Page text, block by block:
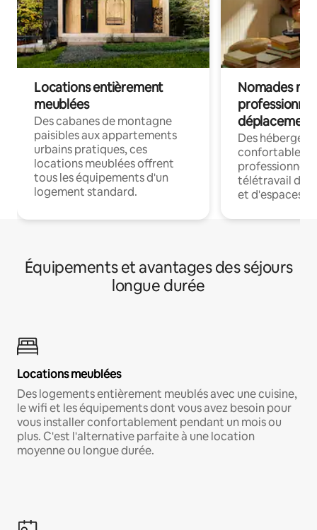
Locations entièrement
meublées
Des cabanes de montagne
paisibles aux appartements
urbains pratiques, ces
locations meublées offrent
tous les équipements d'un
logement standard.
Nomades
déplacement
Des
confortables
professionnels
télétravail
et d'espaces
Équipements et avantages des séjours
longue durée
Locations meublées
Des logements entièrement meublés avec une cuisine,
le wifi et les équipements dont vous avez besoin pour
vous installer confortablement pendant un mois ou
plus. C'est l'alternative parfaite à une location
moyenne ou longue durée.